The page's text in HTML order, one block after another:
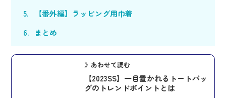
【番外編】ラッピング用巾着
まとめ
》あわせて読む
【2023SS】一目置かれるトートバッ
グのトレンドポイントとは